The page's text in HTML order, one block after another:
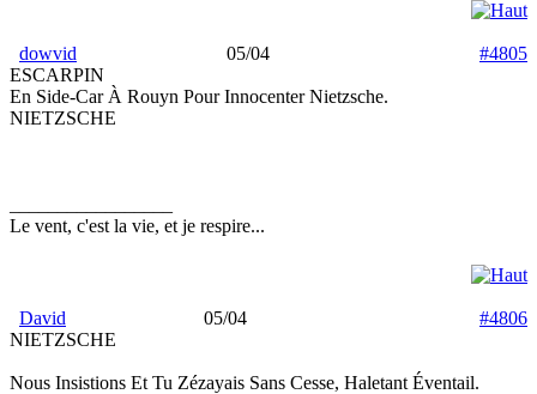
dowvid 05/04
#4805
ESCARPIN
En Side-Car À Rouyn Pour Innocenter Nietzsche.
NIETZSCHE
Le vent, c'est la vie, et je respire...
David 05/04
#4806
NIETZSCHE
Nous Insistions Et Tu Zézayais Sans Cesse, Haletant Éventail.